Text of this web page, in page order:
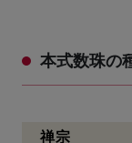
本式数珠の
禅宗